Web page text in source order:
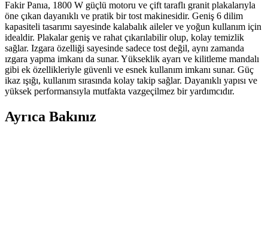
Fakir Panıa, 1800 W güçlü motoru ve çift taraflı granit plakalarıyla
öne çıkan dayanıklı ve pratik bir tost makinesidir. Geniş 6 dilim
kapasiteli tasarımı sayesinde kalabalık aileler ve yoğun kullanım için
idealdir. Plakalar geniş ve rahat çıkarılabilir olup, kolay temizlik
sağlar. Izgara özelliği sayesinde sadece tost değil, aynı zamanda
ızgara yapma imkanı da sunar. Yükseklik ayarı ve kilitleme mandalı
gibi ek özellikleriyle güvenli ve esnek kullanım imkanı sunar. Güç
ikaz ışığı, kullanım sırasında kolay takip sağlar. Dayanıklı yapısı ve
yüksek performansıyla mutfakta vazgeçilmez bir yardımcıdır.
Ayrıca Bakınız